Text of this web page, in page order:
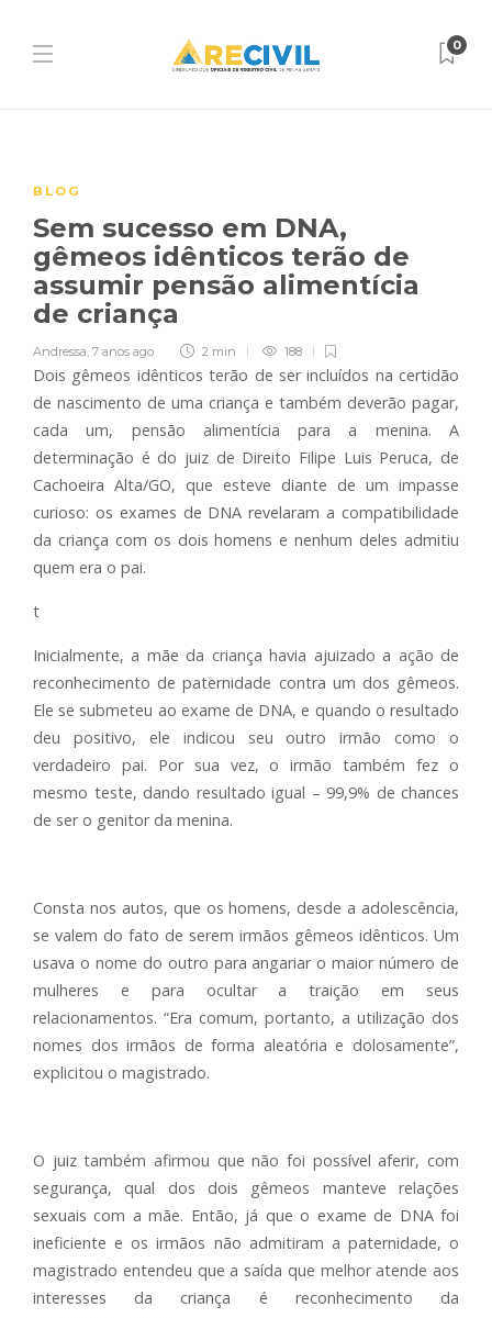
0
BLOG
Sem sucesso em DNA,
gêmeos idênticos terão de
assumir pensão alimentícia
de criança
Andressa, 7 anos ago 2 min 188
Dois gêmeos idênticos terão de ser incluídos na certidão
de nascimento de uma criança e também deverão pagar,
cada um, pensão alimentícia para a menina. A
determinação é do juiz de Direito Filipe Luis Peruca, de
Cachoeira Alta/GO, que esteve diante de um impasse
curioso: os exames de DNA revelaram a compatibilidade
da criança com os dois homens e nenhum deles admitiu
quem era o pai.
t
Inicialmente, a mãe da criança havia ajuizado a ação de
reconhecimento de paternidade contra um dos gêmeos.
Ele se submeteu ao exame de DNA, e quando o resultado
deu positivo, ele indicou seu outro irmão como o
verdadeiro pai. Por sua vez, o irmão também fez o
mesmo teste, dando resultado igual – 99,9% de chances
de ser o genitor da menina.
Consta nos autos, que os homens, desde a adolescência,
se valem do fato de serem irmãos gêmeos idênticos. Um
usava o nome do outro para angariar o maior número de
mulheres e para ocultar a traição em seus
relacionamentos. “Era comum, portanto, a utilização dos
nomes dos irmãos de forma aleatória e dolosamente”,
explicitou o magistrado.
O juiz também afirmou que não foi possível aferir, com
segurança, qual dos dois gêmeos manteve relações
sexuais com a mãe. Então, já que o exame de DNA foi
ineficiente e os irmãos não admitiram a paternidade, o
magistrado entendeu que a saída que melhor atende aos
interesses da criança é reconhecimento da